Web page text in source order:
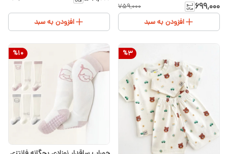
تا ۸سال
۶۹۹٬۰۰۰ ۷۵۹٬۰۰۰
افزودن به سبد افزودن به سبد
%3
%10